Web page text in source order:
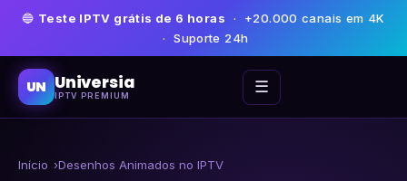
🔵 Teste IPTV grátis de 6 horas · +20.000 canais em 4K
· Suporte 24h
UN Universia
IPTV PREMIUM ☰
Início Desenhos Animados no IPTV